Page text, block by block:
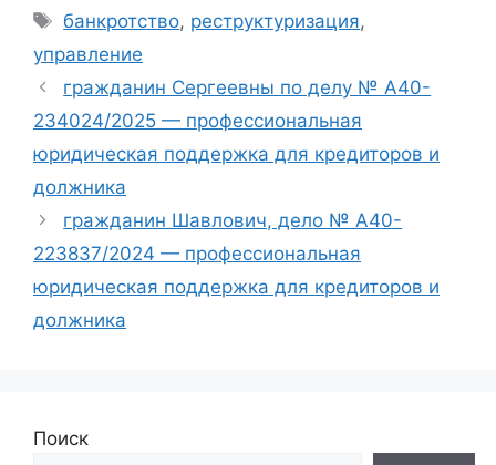
Метки
банкротство, реструктуризация,
управление
гражданин Сергеевны по делу № А40-
234024/2025 — профессиональная
юридическая поддержка для кредиторов и
должника
гражданин Шавлович, дело № А40-
223837/2024 — профессиональная
юридическая поддержка для кредиторов и
должника
Поиск